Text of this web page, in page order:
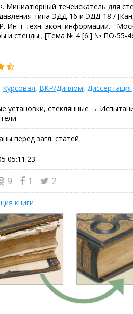
Миниатюрный течеискатель для
типа ЭДД-16 и ЭДД-18 /
Ин-т техн.-экон. информации. -
и стенды ; [Тема № 4 [6.] № ПО-55-
Курсовая, ВКР/Диплом, Диссертация
установки, стеклянные →
перед загл. статей
05:11:23
9 1 2
книги